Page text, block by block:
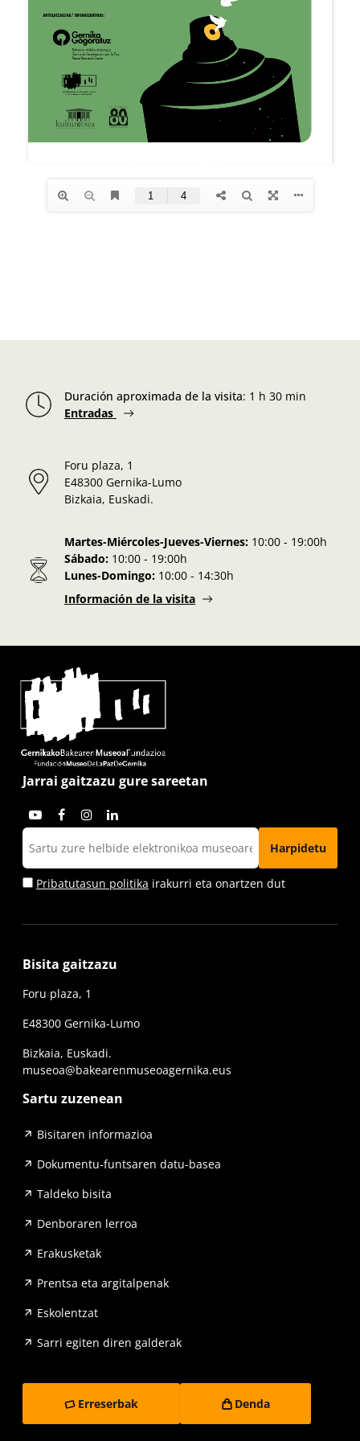
Duración aproximada de la visita: 1 h 30 min
Entradas
Foru plaza, 1
E48300 Gernika-Lumo
Bizkaia, Euskadi.
Martes-Miércoles-Jueves-Viernes: 10:00 - 19:00h
Sábado: 10:00 - 19:00h
Lunes-Domingo: 10:00 - 14:30h
Información de la visita
Jarrai gaitzazu gure sareetan
Pribatutasun politika irakurri eta onartzen dut
Bisita gaitzazu
Foru plaza, 1
E48300 Gernika-Lumo
Bizkaia, Euskadi.
museoa@bakearenmuseoagernika.eus
Sartu zuzenean
Bisitaren informazioa
Dokumentu-funtsaren datu-basea
Taldeko bisita
Denboraren lerroa
Erakusketak
Prentsa eta argitalpenak
Eskolentzat
Sarri egiten diren galderak
Erreserbak Denda